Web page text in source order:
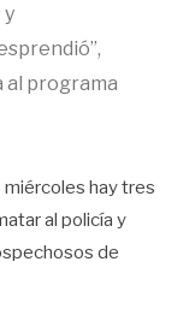
y
programa
hay tres
al policía y
de